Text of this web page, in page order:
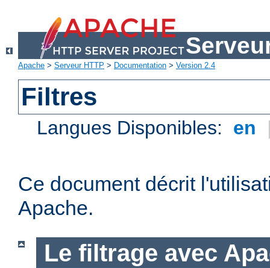
Apache > Serveur HTTP > Documentation > Version 2.4
Filtres
Langues Disponibles: en
Ce document décrit
Apache.
Le filtrage avec